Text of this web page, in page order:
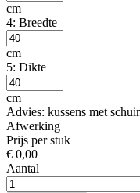
cm
4: Breedte
cm
5: Dikte
cm
Advies: kussens met
Afwerking
Prijs per stuk
€ 0,00
Aantal